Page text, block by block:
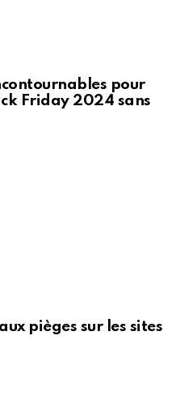
pour
Friday 2024 sans
pièges sur les sites